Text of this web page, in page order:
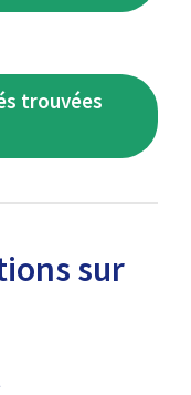
trouvées
sur